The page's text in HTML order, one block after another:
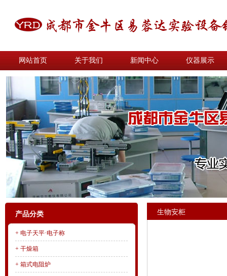
网站首页 关于我们 新闻中心 仪器展示
生物安柜
产品分类
+ 电子天平·电子称
+ 干燥箱
+ 箱式电阻炉